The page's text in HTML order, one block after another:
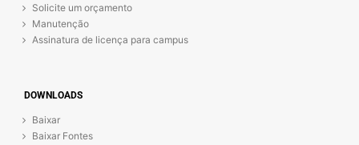
Solicite um orçamento
Manutenção
Assinatura de licença para campus
DOWNLOADS
Baixar
Baixar Fontes